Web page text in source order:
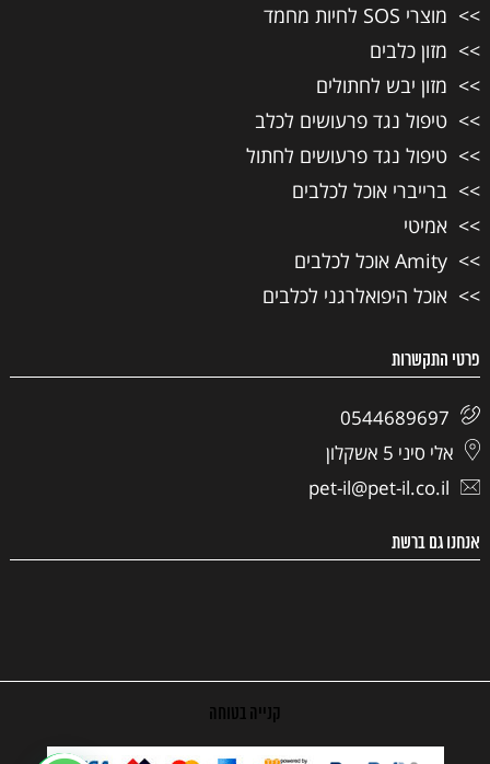
מוצרי SOS לחיות מחמד
מזון כלבים
מזון יבש לחתולים
טיפול נגד פרעושים לכלב
טיפול נגד פרעושים לחתול
ברייברי אוכל לכלבים
אמיטי
Amity אוכל לכלבים
אוכל היפואלרגני לכלבים
פרטי התקשרות
0544689697
אלי סיני 5 אשקלון
pet-il@pet-il.co.il
אנחנו גם ברשת
קנייה בטוחה